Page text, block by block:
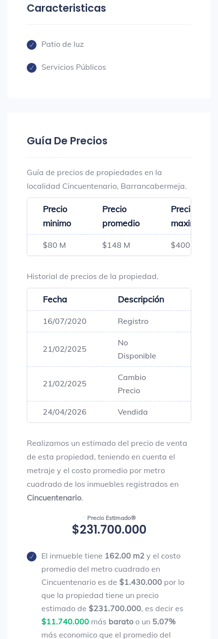
Caracteristicas
Patio de luz
Servicios Públicos
Guía De Precios
Guía de precios de propiedades en la
localidad Cincuentenario, Barrancabermeja.
Precio
minimo
Precio
promedio
Precio
maximo
$80 M $148 M $400 M
Historial de precios de la propiedad.
Fecha Descripción
16/07/2020 Registro
21/02/2025
No
Disponible
21/02/2025
Cambio
Precio
24/04/2026 Vendida
Realizamos un estimado del precio de venta
de esta propiedad, teniendo en cuenta el
metraje y el costo promedio por metro
cuadrado de los inmuebles registrados en
Cincuentenario.
Precio Estimado®
$231.700.000
El inmueble tiene 162.00 m2 y el costo
promedio del metro cuadrado en
Cincuentenario es de $1.430.000 por lo
que la propiedad tiene un precio
estimado de $231.700.000, es decir es
$11.740.000 más barato o un 5.07%
más economico que el promedio del